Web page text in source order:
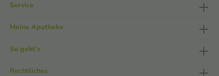
Service
Meine Apotheke
So geht's
Rechtliches